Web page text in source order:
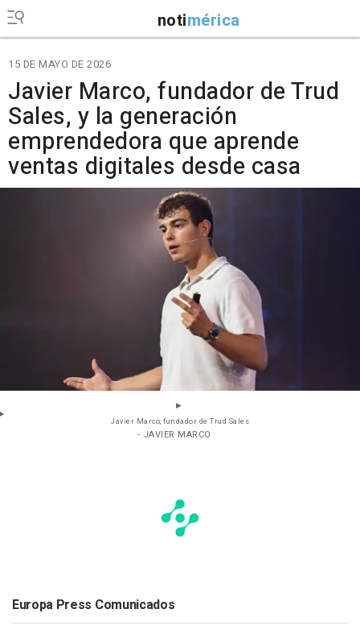
notimérica
15 DE MAYO DE 2026
Javier Marco, fundador de Trud
Sales, y la generación
emprendedora que aprende
ventas digitales desde casa
Javier Marco, fundador de Trud Sales
- JAVIER MARCO
Europa Press Comunicados